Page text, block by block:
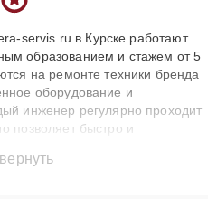
servis.ru в Курске работают
образованием и стажем от 5
на ремонте техники бренда
оборудование и
инженер регулярно проходит
позволяет быстро и
Наши мастера решают